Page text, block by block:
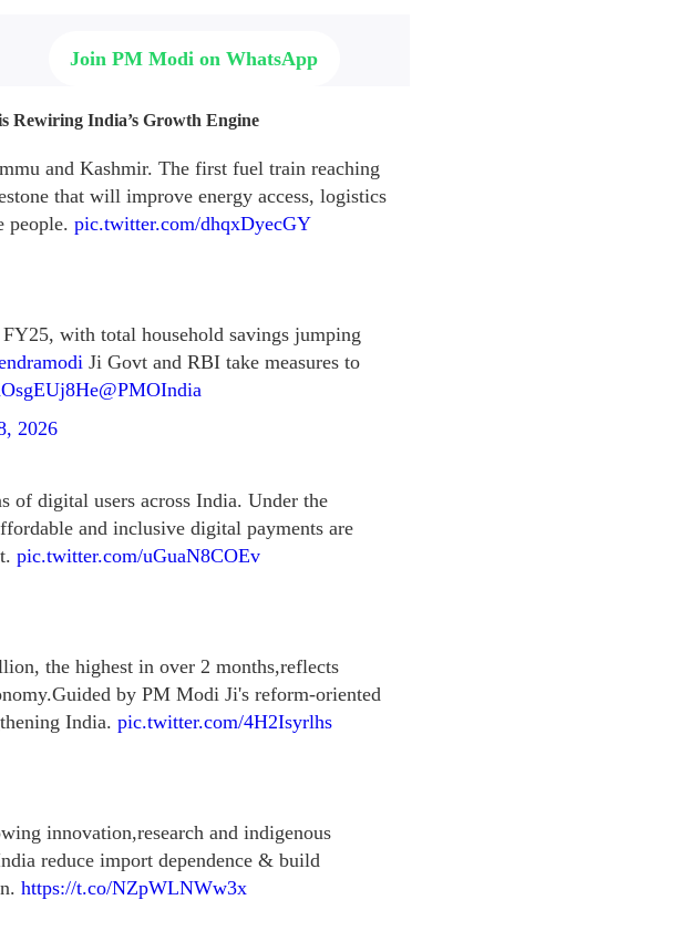
Join PM Modi on WhatsApp
Rewiring India’s Growth Engine
and Kashmir. The first fuel train reaching
that will improve energy access, logistics
people. pic.twitter.com/dhqxDyecGY
with total household savings jumping
Ji Govt and RBI take measures to
@PMOIndia
2026
of digital users across India. Under the
and inclusive digital payments are
pic.twitter.com/uGuaN8COEv
the highest in over 2 months,reflects
by PM Modi Ji's reform-oriented
India. pic.twitter.com/4H2Isyrlhs
innovation,research and indigenous
reduce import dependence & build
https://t.co/NZpWLNWw3x